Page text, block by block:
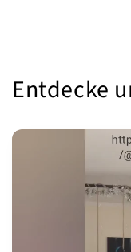
Entdecke